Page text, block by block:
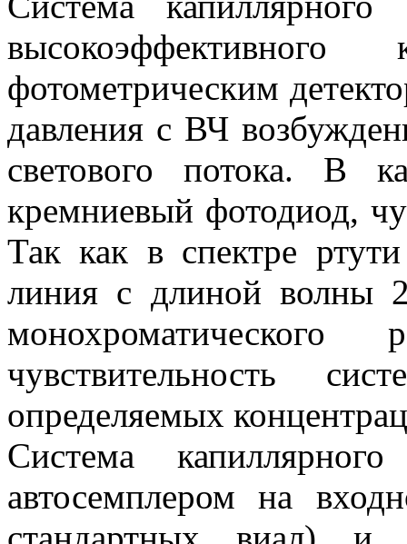
фотометрическим
давления с ВЧ
светового потока. В
кремниевый фотодиод,
Так как в спектре
линия с длиной волны
чувствительность
определяемых
Система
автосемплером на